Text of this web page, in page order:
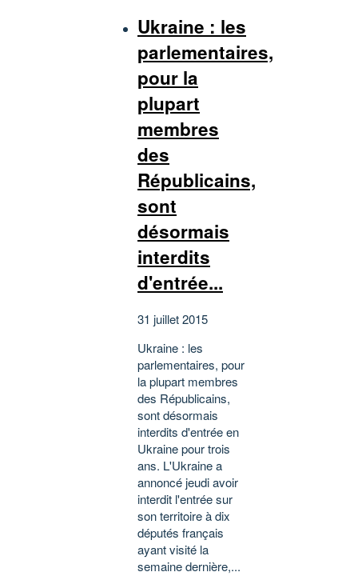
Ukraine : les
parlementaires,
pour la
plupart
membres
des
Républicains,
sont
désormais
interdits
d'entrée...
31 juillet 2015
Ukraine : les
parlementaires, pour
la plupart membres
des Républicains,
sont désormais
interdits d'entrée en
Ukraine pour trois
ans. L'Ukraine a
annoncé jeudi avoir
interdit l'entrée sur
son territoire à dix
députés français
ayant visité la
semaine dernière,...